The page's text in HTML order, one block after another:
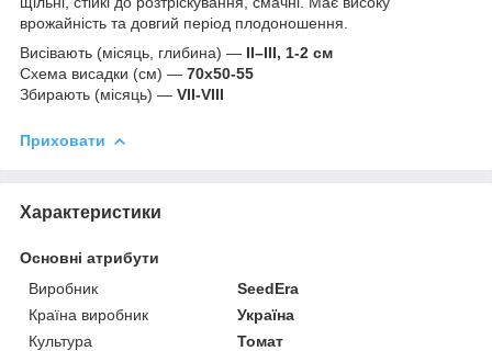
врожайність та довгий період плодоношення.
Висівають (місяць, глибина) — II–III, 1-2 см
Схема висадки (см) — 70х50-55
Збирають (місяць) — VII-VIII
Приховати
Характеристики
Основні атрибути
Виробник
SeedEra
Країна виробник
Україна
Культура
Томат